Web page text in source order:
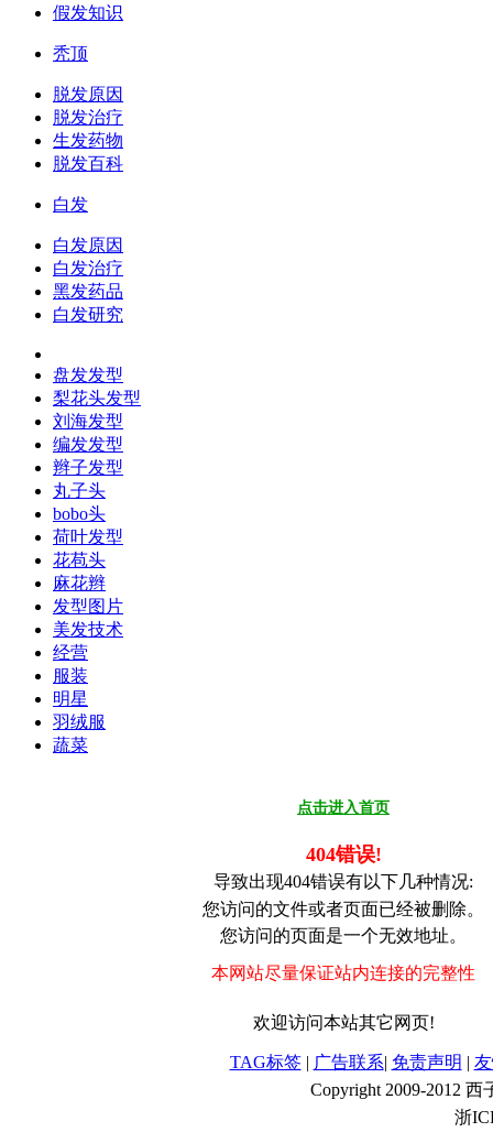
假发知识
秃顶
脱发原因
脱发治疗
生发药物
脱发百科
白发
白发原因
白发治疗
黑发药品
白发研究
盘发发型
梨花头发型
刘海发型
编发发型
辫子发型
丸子头
bobo头
荷叶发型
花苞头
麻花辫
发型图片
美发技术
经营
服装
明星
羽绒服
蔬菜
点击进入首页
404错误!
导致出现404错误有以下几种情况:
您访问的文件或者页面已经被删除。
您访问的页面是一个无效地址。
本网站尽量保证站内连接的完整性
欢迎访问本站其它网页!
TAG标签 | 广告联系| 免责声明 |
Copyright 2009-2012
浙